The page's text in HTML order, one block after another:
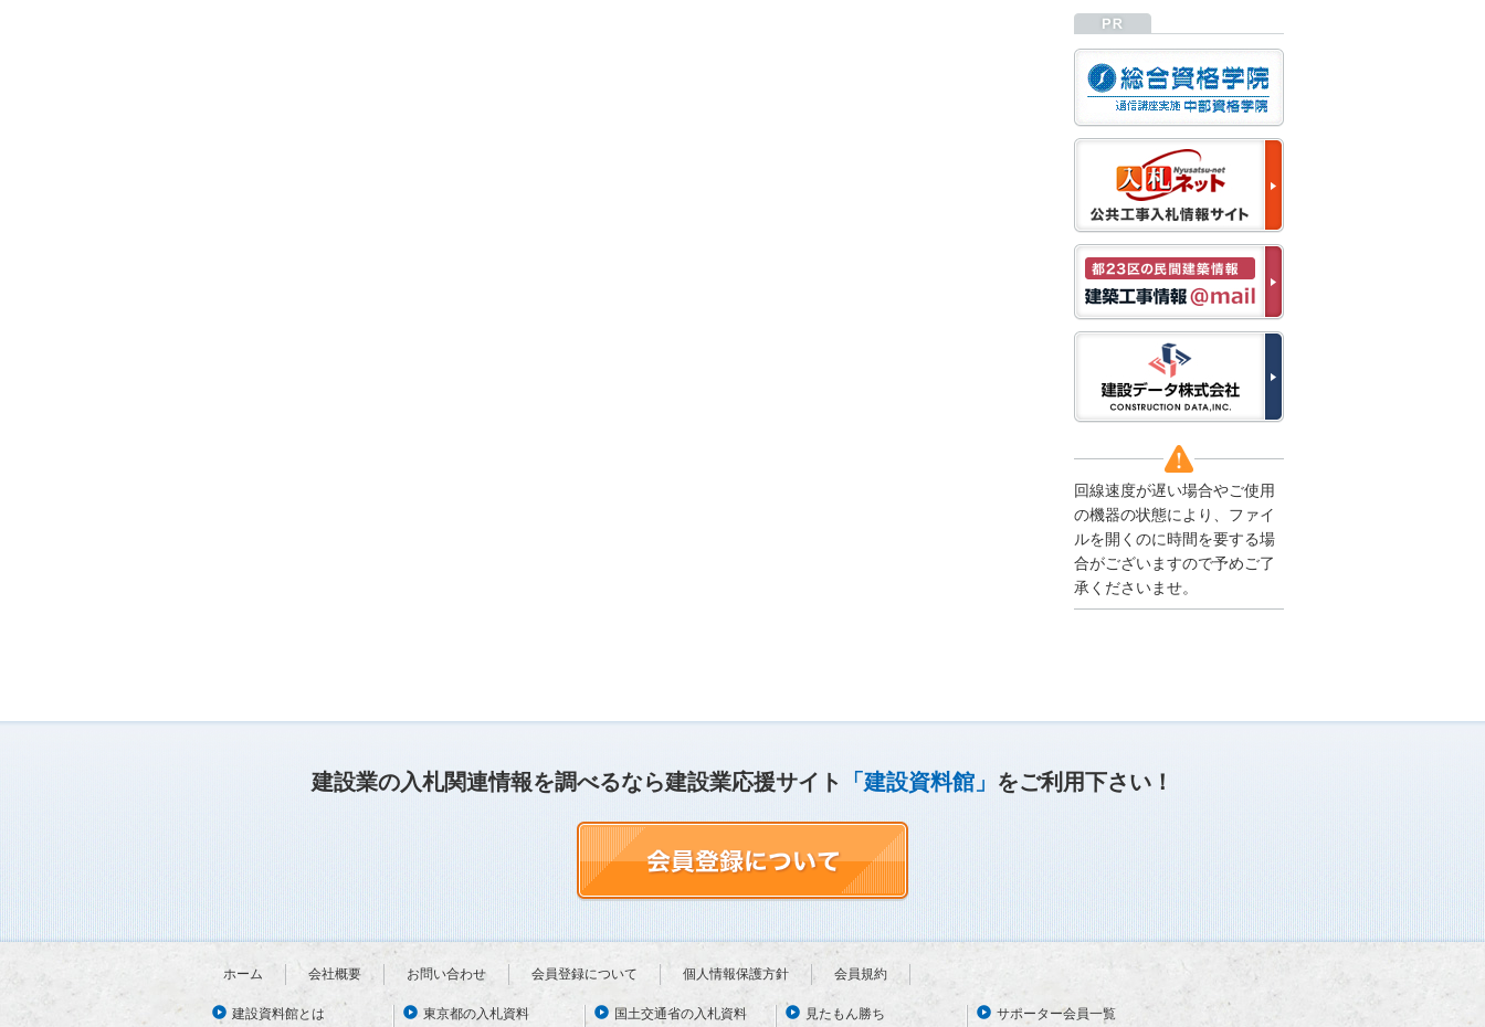
い申し上げます。
から通常通り運営いたし
ます。
2025/12/22
●年末年始に伴う情報更
新停止のお知らせ●
建設資料館をご利用いた
だき、誠に有難うござい
ます。
下記の期間につきまし
て、弊社休業のため情報
更新を停止させていただ
きます。
【期間】１２月２７日
(土)～１月４日(日)
上記の期間、情報の更新
がされませんので、ご了
承のほど、よろしくお願
なお、情報は１月５日
(月)より登録されます。
2025/08/04
●夏季休業に伴う情報更
新停止のお知らせ●
建設資料館をご利用いた
だき、誠に有難うござい
がされませんので、ご了
承のほど、よろしくお願
伴う情報更新停止のお知
らせ(04/26～04/29、05/0
ユーザー各位
回線速度が遅い場合やご使用
の機器の状態により、ファイ
ルを開くのに時間を要する場
合がございますので予めご了
承くださいませ。
建設業の入札関連情報を調べるなら建設業応援サイト 「建設資料館」 をご利用下さい！
ホーム 会社概要 お問い合わせ 会員登録について 個人情報保護方針 会員規約
建設資料館とは 東京都の入札資料 国土交通省の入札資料 見たもん勝ち サポーター会員一覧